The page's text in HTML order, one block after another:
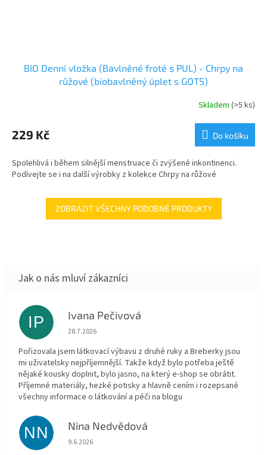
BIO Denní vložka (Bavlněné froté s PUL) - Chrpy na
růžové (biobavlněný úplet s GOTS)
Skladem (>5 ks)
229 Kč Do košíku
Spolehlivá i během silnější menstruace či zvýšené inkontinenci.
Podívejte se i na další výrobky z kolekce Chrpy na růžové
ZOBRAZIT VŠECHNY PODOBNÉ PRODUKTY
IP Ivana Pečivová
Hodnocení obchodu je 5 z 5 hvězdiček.
28.7.2026
Pořizovala jsem látkovací výbavu z druhé ruky a Breberky jsou
mi uživatelsky nejpříjemnější. Takže když bylo potřeba ještě
nějaké kousky doplnit, bylo jasno, na který e-shop se obrátit.
Příjemné materiály, hezké potisky a hlavně cením i rozepsané
všechny informace o látkování a péči na blogu
NN Nina Nedvědová
Hodnocení obchodu je 5 z 5 hvězdiček.
9.6.2026